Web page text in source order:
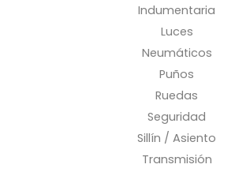
Indumentaria
Luces
Neumáticos
Puños
Ruedas
Seguridad
Sillín / Asiento
Transmisión